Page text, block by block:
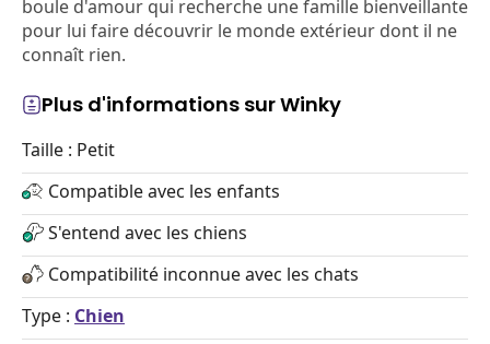
boule d'amour qui recherche une famille bienveillante
pour lui faire découvrir le monde extérieur dont il ne
connaît rien.
Plus d'informations sur Winky
Taille : Petit
Compatible avec les enfants
S'entend avec les chiens
Compatibilité inconnue avec les chats
Type : Chien